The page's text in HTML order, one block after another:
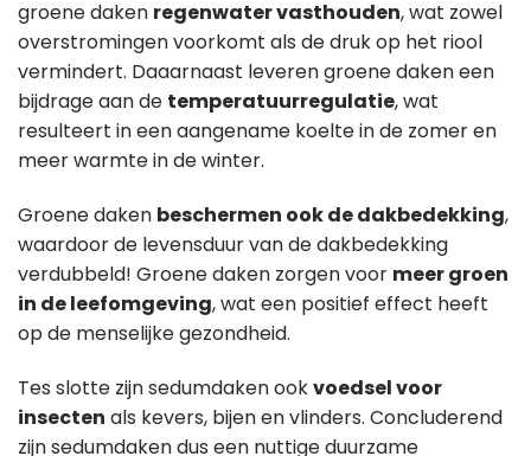
groene daken regenwater vasthouden, wat zowel
overstromingen voorkomt als de druk op het riool
vermindert. Daaarnaast leveren groene daken een
bijdrage aan de temperatuurregulatie, wat
resulteert in een aangename koelte in de zomer en
meer warmte in de winter.
Groene daken beschermen ook de dakbedekking,
waardoor de levensduur van de dakbedekking
verdubbeld! Groene daken zorgen voor meer groen
in de leefomgeving, wat een positief effect heeft
op de menselijke gezondheid.
Tes slotte zijn sedumdaken ookvoedsel voor
insecten als kevers, bijen en vlinders. Concluderend
zijn sedumdaken dus een nuttige duurzame